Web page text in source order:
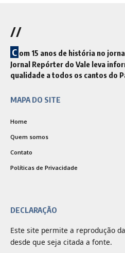
//
C om 15 anos de história no
Jornal Repórter do Vale leva
qualidade a todos os cantos do
MAPA DO SITE
Home
Quem somos
Contato
Políticas de Privacidade
DECLARAÇÃO
Este site permite a reprodução
desde que seja citada a fonte.